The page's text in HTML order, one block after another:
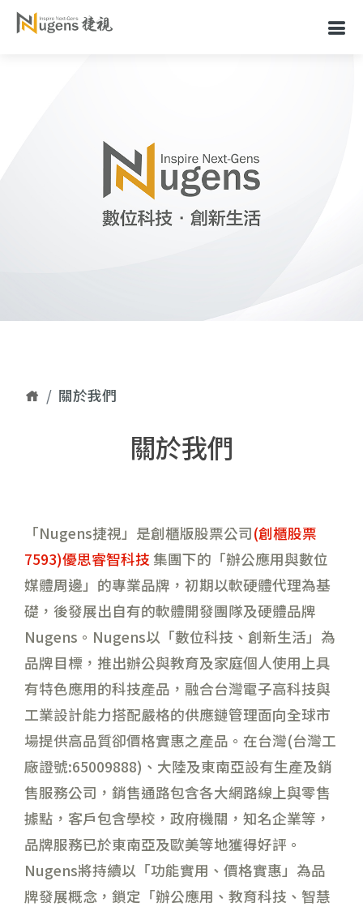
關於我們
關於我們
「Nugens捷視」是創櫃版股票公司(創櫃股票
7593)優思睿智科技集團下的「辦公應用與數位
媒體周邊」的專業品牌，初期以軟硬體代理為基
礎，後發展出自有的軟體開發團隊及硬體品牌
Nugens。Nugens以「數位科技、創新生活」為
品牌目標，推出辦公與教育及家庭個人使用上具
有特色應用的科技產品，融合台灣電子高科技與
工業設計能力搭配嚴格的供應鏈管理面向全球市
場提供高品質卻價格實惠之產品。在台灣(台灣工
廠證號:65009888)、大陸及東南亞設有生產及銷
售服務公司，銷售通路包含各大網路線上與零售
據點，客戶包含學校，政府機關，知名企業等，
品牌服務已於東南亞及歐美等地獲得好評。
Nugens將持續以「功能實用、價格實惠」為品
牌發展概念，鎖定「辦公應用、教育科技、智慧